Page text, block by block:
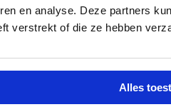
en analyse. Deze partners
verstrekt of die ze hebben
Alles